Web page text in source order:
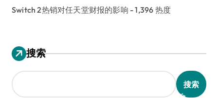
Switch 2热销对任天堂财报的影响 - 1,396 热度
搜索
搜索